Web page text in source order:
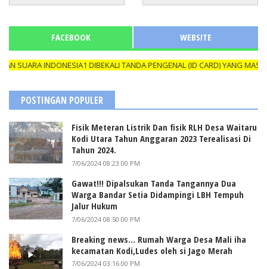
FACEBOOK WEBSITE
DIBEKALI TANDA PENGENAL (ID CARD) YANG MASIH BERLAKU
POSTINGAN POPULER
Fisik Meteran Listrik Dan fisik RLH Desa Waitaru
Kodi Utara Tahun Anggaran 2023 Terealisasi Di
Tahun 2024.
7/06/2024 08:23:00 PM
Gawat!!! Dipalsukan Tanda Tangannya Dua
Warga Bandar Setia Didampingi LBH Tempuh
Jalur Hukum
7/06/2024 08:50:00 PM
Breaking news... Rumah Warga Desa Mali iha
kecamatan Kodi,Ludes oleh si Jago Merah
7/06/2024 03:16:00 PM